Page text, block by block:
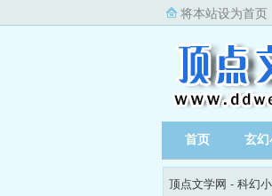
将本站设为首页
首页 玄幻
顶点文学网 - 科幻